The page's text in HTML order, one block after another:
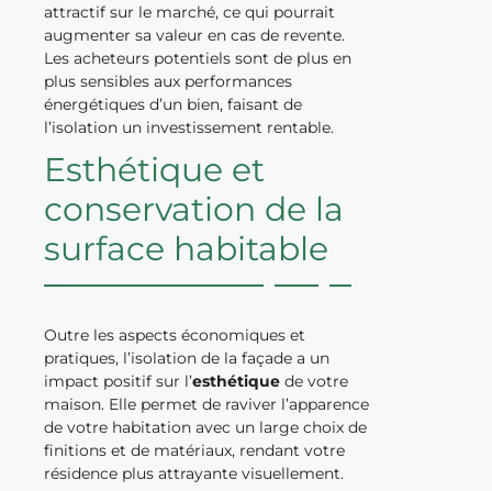
attractif sur le marché, ce qui pourrait
augmenter sa valeur en cas de revente.
Les acheteurs potentiels sont de plus en
plus sensibles aux performances
énergétiques d’un bien, faisant de
l’isolation un investissement rentable.
Esthétique et
conservation de la
surface habitable
Outre les aspects économiques et
pratiques, l’isolation de la façade a un
impact positif sur l’esthétique de votre
maison. Elle permet de raviver l’apparence
de votre habitation avec un large choix de
finitions et de matériaux, rendant votre
résidence plus attrayante visuellement.